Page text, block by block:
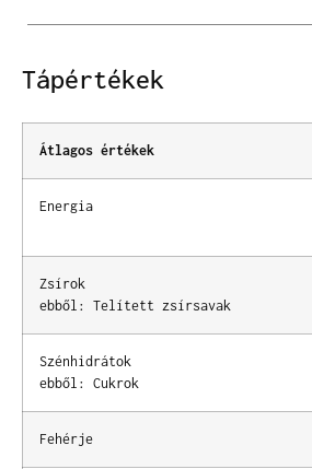
Tápértékek
Átlagos értékek
Energia
Zsírok
ebből: Telített zsírsavak
Szénhidrátok
ebből: Cukrok
Fehérje